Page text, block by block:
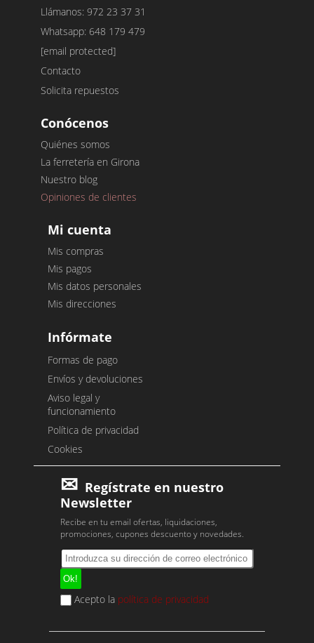
Llámanos: 972 23 37 31
Whatsapp: 648 179 479
[email protected]
Contacto
Solicita repuestos
Conócenos
Quiénes somos
La ferretería en Girona
Nuestro blog
Opiniones de clientes
Mi cuenta
Mis compras
Mis pagos
Mis datos personales
Mis direcciones
Infórmate
Formas de pago
Envíos y devoluciones
Aviso legal y
funcionamiento
Política de privacidad
Cookies
Regístrate en nuestro
Newsletter
Recibe en tu email ofertas, liquidaciones,
promociones, cupones descuento y novedades.
Acepto la política de privacidad